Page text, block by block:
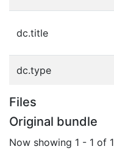
dc.title
dc.type
Files
Original bundle
Now showing 1 - 1 of 1